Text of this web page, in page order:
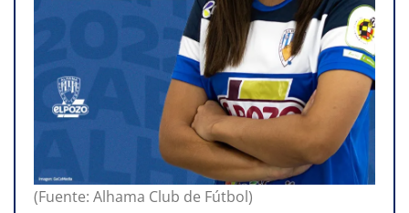
(Fuente: Alhama Club de Fútbol)